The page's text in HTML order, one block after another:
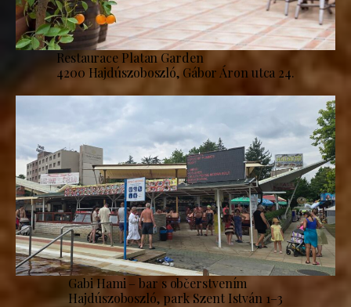
Restaurace Platan Garden
4200 Hajdúszoboszló, Gábor Áron utca 24.
Gabi Hami – bar s občerstvením
Hajdúszoboszló, park Szent István 1–3